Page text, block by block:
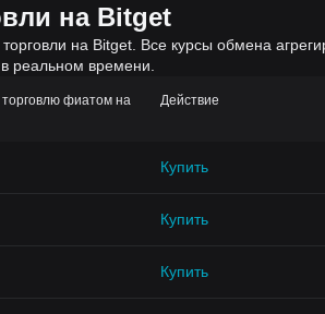
на Bitget
на Bitget. Все курсы обмена
реальном времени.
торговлю фиатом на
Действие
Купить
Купить
Купить